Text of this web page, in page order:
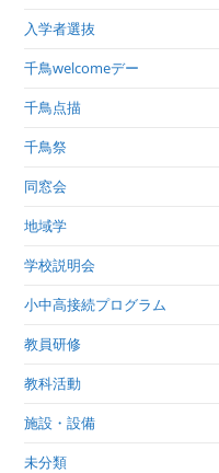
入学者選抜
千鳥welcomeデー
千鳥点描
千鳥祭
同窓会
地域学
学校説明会
小中高接続プログラム
教員研修
教科活動
施設・設備
未分類